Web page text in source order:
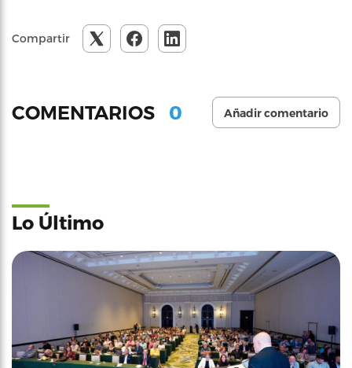
Compartir
COMENTARIOS 0 Añadir comentario
Lo Último